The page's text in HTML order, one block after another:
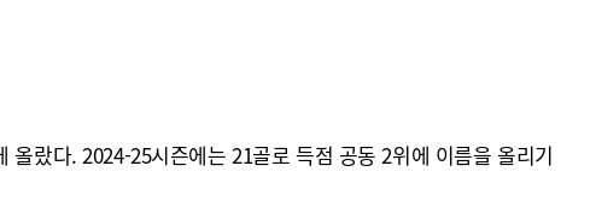
랐다. 2024-25시즌에는 21골로 득점 공동 2위에 이름을 올리기